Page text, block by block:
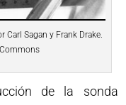
Carl Sagan y Frank Drake.
de la sonda